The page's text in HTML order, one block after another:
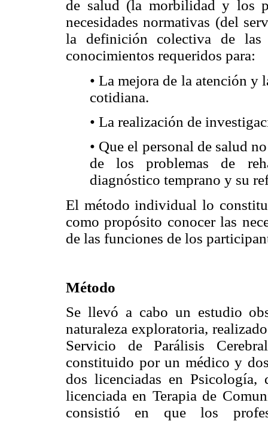
de salud (la morbilidad y los
necesidades normativas (del
la definición colectiva de las
conocimientos requeridos para:
• La mejora de la atención y
cotidiana.
• La realización de
• Que el personal de salud
de los problemas de
diagnóstico temprano y su
El método individual lo
como propósito conocer las
de las funciones de los
Método
Se llevó a cabo un estudio
naturaleza exploratoria,
Servicio de Parálisis
constituido por un médico y
dos licenciadas en
licenciada en Terapia de
consistió en que los